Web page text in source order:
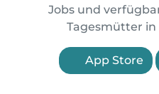
Jobs und
Tagesmütter in
App Store